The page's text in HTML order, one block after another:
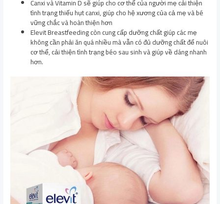
Canxi và Vitamin D sẽ giúp cho cơ thể của người mẹ cải thiện
tình trạng thiếu hụt canxi, giúp cho hệ xương của cả mẹ và bé
vững chắc và hoàn thiện hơn
Elevit Breastfeeding còn cung cấp dưỡng chất giúp các mẹ
không cần phải ăn quá nhiều mà vẫn có đủ dưỡng chất để nuôi
cơ thể, cải thiện tình trạng béo sau sinh và giúp về dáng nhanh
hơn.